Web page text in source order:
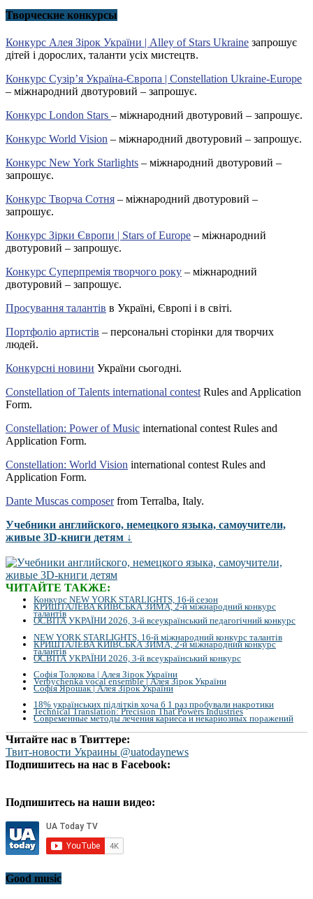
Творческие конкурсы
Конкурс Алея Зірок України | Alley of Stars Ukraine запрошує
дітей і дорослих, таланти усіх мистецтв.
Конкурс Сузір’я Україна-Європа | Constellation Ukraine-Europe
– міжнародний двотуровий – запрошує.
Конкурс London Stars – міжнародний двотуровий – запрошує.
Конкурс World Vision – міжнародний двотуровий – запрошує.
Конкурс New York Starlights – міжнародний двотуровий –
запрошує.
Конкурс Творча Сотня – міжнародний двотуровий –
запрошує.
Конкурс Зірки Європи | Stars of Europe – міжнародний
двотуровий – запрошує.
Конкурс Суперпремія творчого року – міжнародний
двотуровий – запрошує.
Просування талантів в Україні, Європі і в світі.
Портфоліо артистів – персональні сторінки для творчих
людей.
Конкурсні новини України сьогодні.
Constellation of Talents international contest Rules and Application
Form.
Constellation: Power of Music international contest Rules and
Application Form.
Constellation: World Vision international contest Rules and
Application Form.
Dante Muscas composerfrom Terralba, Italy.
Учебники английского, немецкого языка, самоучители,
живые 3D-книги детям ↓
ЧИТАЙТЕ ТАКЖЕ:
Конкурс NEW YORK STARLIGHTS, 16-й сезон
КРИШТАЛЕВА КИЇВСЬКА ЗИМА, 2-й міжнародний конкурс
талантів
ОСВІТА УКРАЇНИ 2026, 3-й всеукраїнський педагогічний конкурс
NEW YORK STARLIGHTS, 16-й міжнародний конкурс талантів
КРИШТАЛЕВА КИЇВСЬКА ЗИМА, 2-й міжнародний конкурс
талантів
ОСВІТА УКРАЇНИ 2026, 3-й всеукраїнський конкурс
Софія Толокова | Алея Зірок України
Verbychenka vocal ensemble | Алея Зірок України
Софія Ярошак | Алея Зірок України
18% українських підлітків хоча б 1 раз пробували накротики
Technical Translation: Precision That Powers Industries
Современные методы лечения кариеса и некариозных поражений
Читайте нас в Твиттере:
Твит-новости Украины @uatodaynews
Подпишитесь на нас в Facebook:
Подпишитесь на наши видео:
Good music